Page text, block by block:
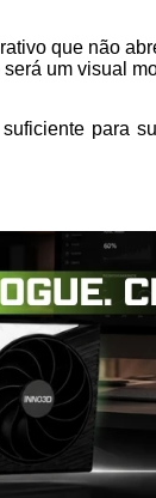
que não
um visual
para